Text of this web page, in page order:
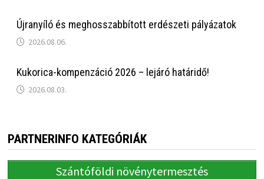
Újranyíló és meghosszabbított erdészeti pályázatok
2026.08.06.
Kukorica-kompenzáció 2026 – lejáró határidő!
2026.08.03.
PARTNERINFO KATEGÓRIÁK
Szántóföldi növénytermesztés